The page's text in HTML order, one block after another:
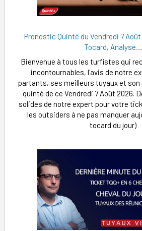
Pronostic Quinté du Vendredi 7
Tocard, Analyse…
Bienvenue à tous les turfistes qui
incontournables, l'avis de notre
partants, ses meilleurs tuyaux et son
quinté de ce Vendredi 7 Août 2026.
solides de notre expert pour votre
les outsiders à ne pas manquer
tocard du jour)